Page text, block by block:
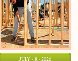
JULY - 8 - 2026